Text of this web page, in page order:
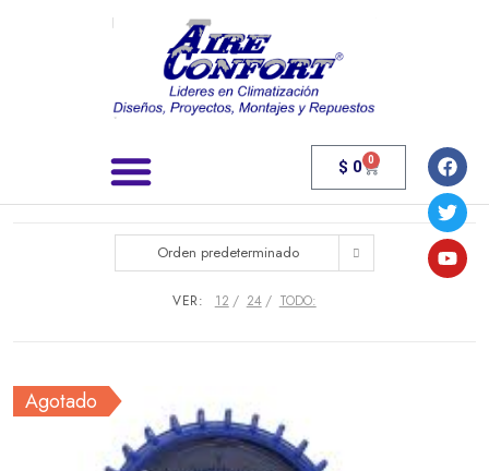
$ 0 0
Orden predeterminado
VER: 12 24 TODO:
Agotado